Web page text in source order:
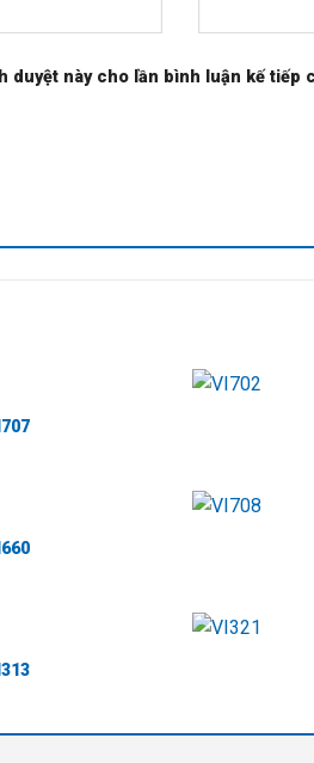
duyệt này cho lần bình luận kế tiếp